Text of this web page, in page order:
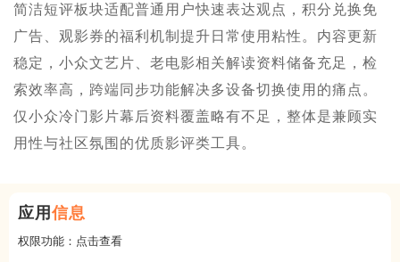
简洁短评板块适配普通用户快速表达观点，积分兑换免
广告、观影券的福利机制提升日常使用粘性。内容更新
稳定，小众文艺片、老电影相关解读资料储备充足，检
索效率高，跨端同步功能解决多设备切换使用的痛点。
仅小众冷门影片幕后资料覆盖略有不足，整体是兼顾实
用性与社区氛围的优质影评类工具。
应用 信息
权限功能： 点击查看